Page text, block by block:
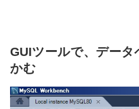
GUIツールで、デー
かむ